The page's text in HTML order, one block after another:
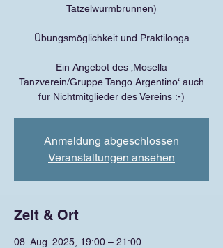
Tatzelwurmbrunnen)
Übungsmöglichkeit und Praktilonga
Ein Angebot des ‚Mosella
Tanzverein/Gruppe Tango Argentino‘ auch
für Nichtmitglieder des Vereins :-)
Anmeldung abgeschlossen
Veranstaltungen ansehen
Zeit & Ort
08. Aug. 2025, 19:00 – 21:00